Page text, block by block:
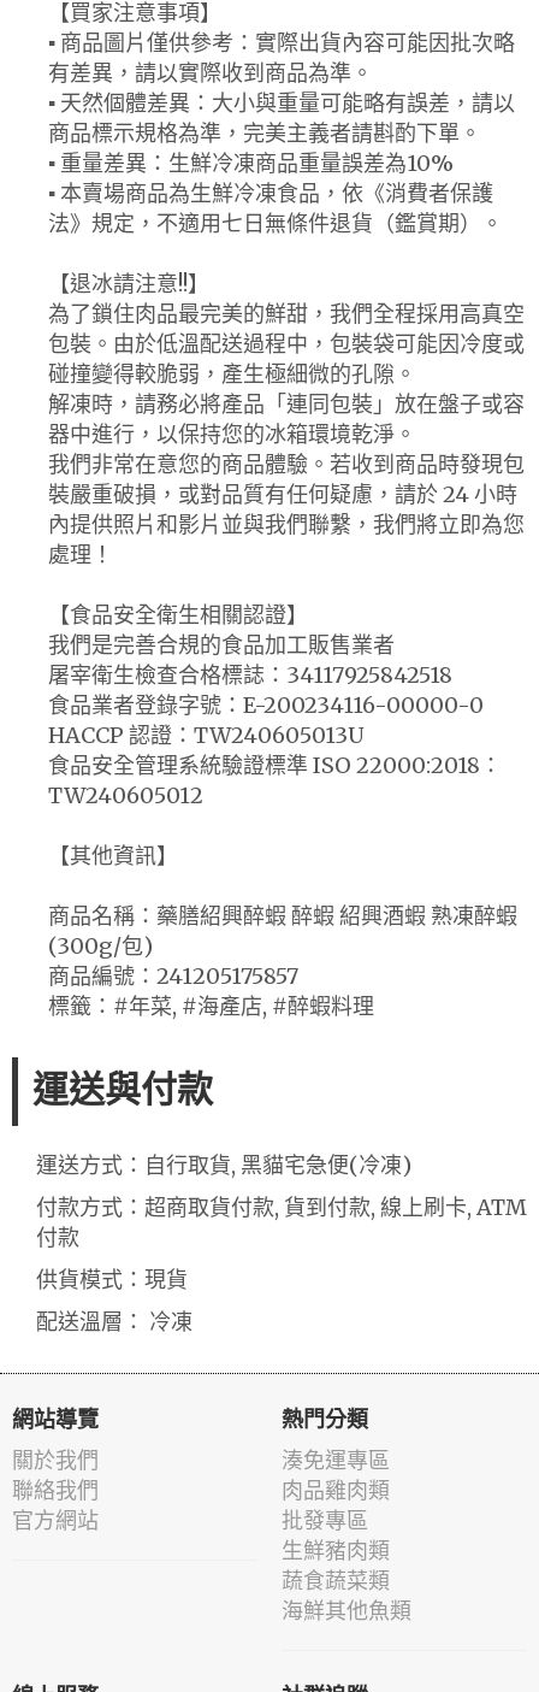
【買家注意事項】
▪ 商品圖片僅供參考：實際出貨內容可能因批次略
有差異，請以實際收到商品為準。
▪ 天然個體差異：大小與重量可能略有誤差，請以
商品標示規格為準，完美主義者請斟酌下單。
▪ 重量差異：生鮮冷凍商品重量誤差為10%
▪ 本賣場商品為生鮮冷凍食品，依《消費者保護
法》規定，不適用七日無條件退貨（鑑賞期）。
【退冰請注意!!】
為了鎖住肉品最完美的鮮甜，我們全程採用高真空
包裝。由於低溫配送過程中，包裝袋可能因冷度或
碰撞變得較脆弱，產生極細微的孔隙。
解凍時，請務必將產品「連同包裝」放在盤子或容
器中進行，以保持您的冰箱環境乾淨。
我們非常在意您的商品體驗。若收到商品時發現包
裝嚴重破損，或對品質有任何疑慮，請於 24 小時
內提供照片和影片並與我們聯繫，我們將立即為您
處理！
【食品安全衛生相關認證】
我們是完善合規的食品加工販售業者
屠宰衛生檢查合格標誌：34117925842518
食品業者登錄字號：E-200234116-00000-0
HACCP 認證：TW240605013U
食品安全管理系統驗證標準 ISO 22000:2018：
TW240605012
【其他資訊】
商品名稱：藥膳紹興醉蝦 醉蝦 紹興酒蝦 熟凍醉蝦
(300g/包)
商品編號：241205175857
標籤：#年菜, #海產店, #醉蝦料理
運送與付款
運送方式：自行取貨, 黑貓宅急便(冷凍)
付款方式：超商取貨付款, 貨到付款, 線上刷卡, ATM
付款
供貨模式：現貨
配送溫層： 冷凍
網站導覽
關於我們
聯絡我們
官方網站
熱門分類
湊免運專區
肉品雞肉類
批發專區
生鮮豬肉類
蔬食蔬菜類
海鮮其他魚類